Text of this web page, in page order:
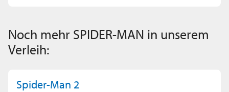
Noch mehr SPIDER-MAN in unserem
Verleih:
Spider-Man 2